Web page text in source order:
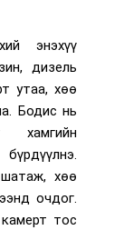
энэхүү
дизель
утаа, хөө
Бодис нь
хөө
очдог.
тос